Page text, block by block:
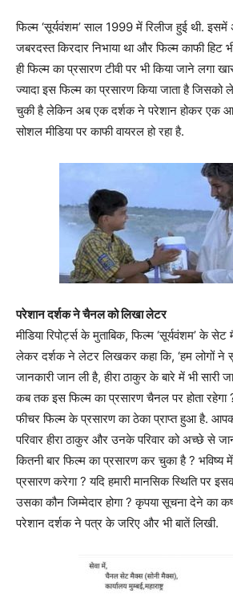
फिल्म ‘सूर्यवंशम’ साल 1999 में रिलीज हुई थी.
जबरदस्त किरदार निभाया था और फिल्म काफी हिट
ही फिल्म का प्रसारण टीवी पर भी किया जाने
ज्यादा इस फिल्म का प्रसारण किया जाता है जिसको
चुकी है लेकिन अब एक दर्शक ने परेशान होकर एक
सोशल मीडिया पर काफी वायरल हो रहा है.
परेशान दर्शक ने चैनल को लिखा लेटर
मीडिया रिपोर्ट्स के मुताबिक, फिल्म ‘सूर्यवंशम’ के
लेकर दर्शक ने लेटर लिखकर कहा कि, ‘हम लोगों ने
जानकारी जान ली है, हीरा ठाकुर के बारे में भी सारी
कब तक इस फिल्म का प्रसारण चैनल पर होता
फीचर फिल्म के प्रसारण का ठेका प्राप्त हुआ है.
परिवार हीरा ठाकुर और उनके परिवार को अच्छे से
कितनी बार फिल्म का प्रसारण कर चुका है ? भविष्य
प्रसारण करेगा ? यदि हमारी मानसिक स्थिति पर
उसका कौन जिम्मेदार होगा ? कृपया सूचना देने का
परेशान दर्शक ने पत्र के जरिए और भी बातें लिखी.